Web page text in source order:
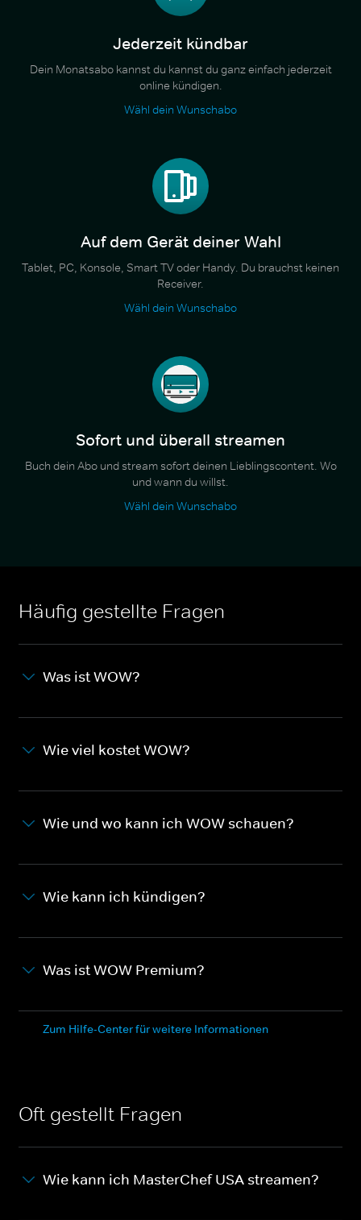
Jederzeit kündbar
Dein Monatsabo kannst du kannst du ganz einfach jederzeit
online kündigen.
Wähl dein Wunschabo
Auf dem Gerät deiner Wahl
Tablet, PC, Konsole, Smart TV oder Handy. Du brauchst keinen
Receiver.
Wähl dein Wunschabo
Sofort und überall streamen
Buch dein Abo und stream sofort deinen Lieblingscontent. Wo
und wann du willst.
Wähl dein Wunschabo
Häufig gestellte Fragen
Was ist WOW?
Wie viel kostet WOW?
Wie und wo kann ich WOW schauen?
Wie kann ich kündigen?
Was ist WOW Premium?
Zum Hilfe-Center für weitere Informationen
Oft gestellt Fragen
Wie kann ich MasterChef USA streamen?